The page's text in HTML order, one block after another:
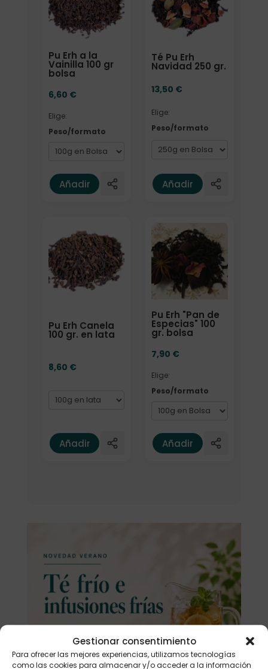
Gestionar consentimiento
Para ofrecer las mejores experiencias, utilizamos tecnologías
como las cookies para almacenar y/o acceder a la información
Pu Erh a la
Vainilla 100 gr
bolsa
6,60 €
Elige:
Peso/formato
Añadir
Té Pu Erh
Navidad 250 gr.
13,50 €
Elige:
Peso/formato
Añadir
Pu Erh Canela
100 gr. en lata
8,60 €
Formato
Añadir
Pu Erh "Pan de
Especias" 100
gr. bolsa
7,90 €
Elige:
Peso/formato
Elige: Peso/formato
Añadir